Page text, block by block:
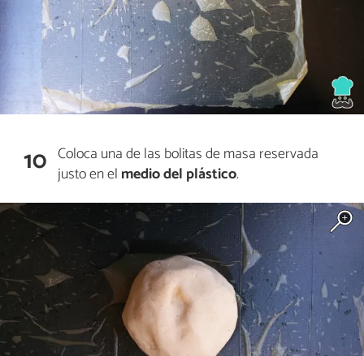
10 Coloca una de las bolitas de masa reservada
justo en el medio del plástico.